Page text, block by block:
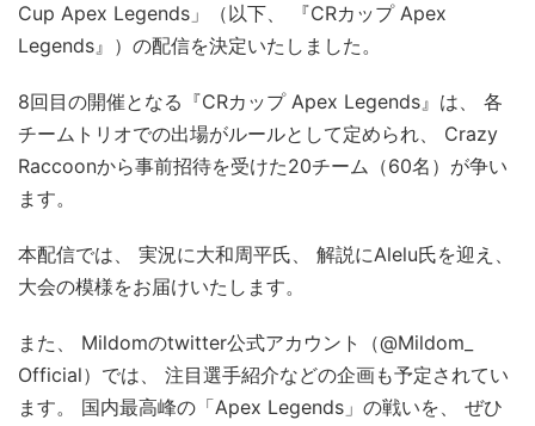
Cup Apex Legends」（以下、 『CRカップ Apex
Legends』）の配信を決定いたしました。
8回目の開催となる『CRカップ Apex Legends』は、 各
チームトリオでの出場がルールとして定められ、 Crazy
Raccoonから事前招待を受けた20チーム（60名）が争い
ます。
本配信では、 実況に大和周平氏、 解説にAlelu氏を迎え、
大会の模様をお届けいたします。
また、 Mildomのtwitter公式アカウント（@Mildom_
Official）では、 注目選手紹介などの企画も予定されてい
ます。 国内最高峰の「Apex Legends」の戦いを、 ぜひ